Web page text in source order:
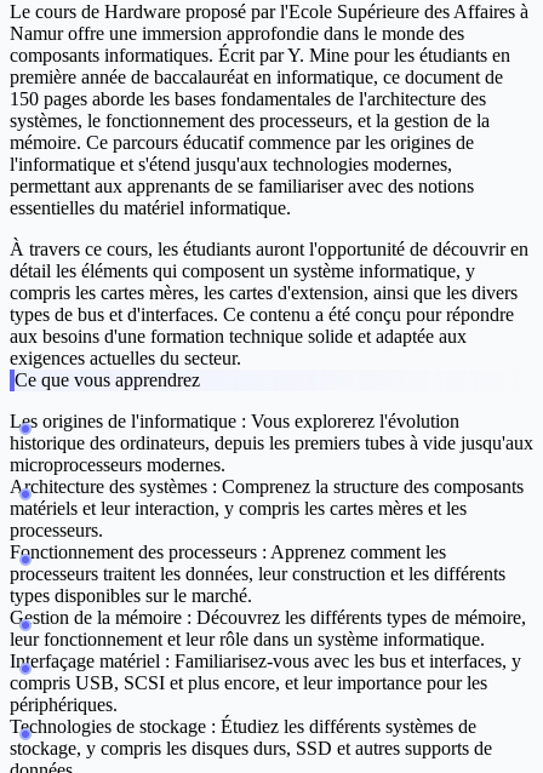
Le cours de Hardware proposé par l'Ecole Supérieure des Affaires à
Namur offre une immersion approfondie dans le monde des
composants informatiques. Écrit par Y. Mine pour les étudiants en
première année de baccalauréat en informatique, ce document de
150 pages aborde les bases fondamentales de l'architecture des
systèmes, le fonctionnement des processeurs, et la gestion de la
mémoire. Ce parcours éducatif commence par les origines de
l'informatique et s'étend jusqu'aux technologies modernes,
permettant aux apprenants de se familiariser avec des notions
essentielles du matériel informatique.
À travers ce cours, les étudiants auront l'opportunité de découvrir en
détail les éléments qui composent un système informatique, y
compris les cartes mères, les cartes d'extension, ainsi que les divers
types de bus et d'interfaces. Ce contenu a été conçu pour répondre
aux besoins d'une formation technique solide et adaptée aux
exigences actuelles du secteur.
Ce que vous apprendrez
Les origines de l'informatique : Vous explorerez l'évolution
historique des ordinateurs, depuis les premiers tubes à vide jusqu'aux
microprocesseurs modernes.
Architecture des systèmes : Comprenez la structure des composants
matériels et leur interaction, y compris les cartes mères et les
processeurs.
Fonctionnement des processeurs : Apprenez comment les
processeurs traitent les données, leur construction et les différents
types disponibles sur le marché.
Gestion de la mémoire : Découvrez les différents types de mémoire,
leur fonctionnement et leur rôle dans un système informatique.
Interfaçage matériel : Familiarisez-vous avec les bus et interfaces, y
compris USB, SCSI et plus encore, et leur importance pour les
périphériques.
Technologies de stockage : Étudiez les différents systèmes de
stockage, y compris les disques durs, SSD et autres supports de